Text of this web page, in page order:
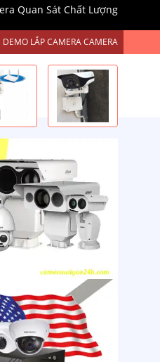
Quan Sát Chất Lượng
DEMO LẮP CAMERA CAMERA